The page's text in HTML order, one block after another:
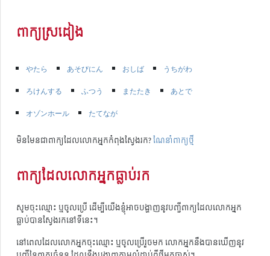
ពាក្យស្រដៀង
やたら あそびにん おしば
うちがわ
ろけんする
ふつう またたき
あとで
オゾンホール
たてなが
មិនមែនជាពាក្យដែលលោកអ្នកកំពុងស្វែងរក?ណែនាំពាក្យថ្មី
ពាក្យដែលលោកអ្នកធ្លាប់រក
សូមចុះឈ្មោះ ឬចូលប្រើ ដើម្បីយើងខ្ញុំអាចបង្ហាញនូវបញ្ជីពាក្យដែលលោកអ្នក
ធ្លាប់បានស្វែងរកនៅទីនេះ។
នៅពេលដែលលោកអ្នកចុះឈ្មោះ ឬចូលប្រើរួចមក លោកអ្នកនឹងបានឃើញនូវ